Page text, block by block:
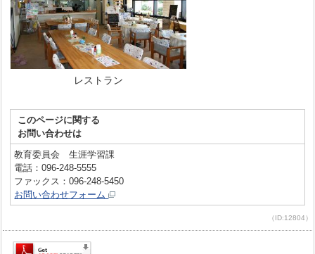
レストラン
このページに関する
お問い合わせは
教育委員会 生涯学習課
電話：096-248-5555
ファックス：096-248-5450
お問い合わせフォーム
（ID:12804）